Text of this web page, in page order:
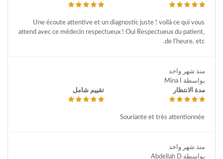
Une écoute attentive et un diagnostic juste ! voilà ce qui vous
attend avec ce médecin respectueux ! Oui Respectueux du patient,
de l'heure, etc.
منذ شهر واحد
بواسطة Mina I
مدة الانتظار
تقييم شامل
Souriante et très attentionnée
منذ شهر واحد
بواسطة Abdellah D